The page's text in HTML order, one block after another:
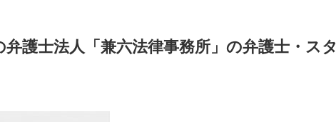
弁護士法人「兼六法律事務所」の弁護士・スタ